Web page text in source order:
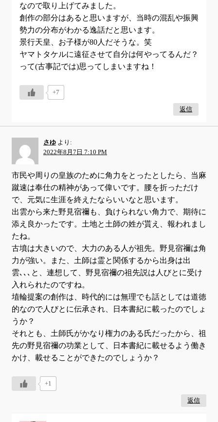
なので取り上げてみました。
創作の部分はあると思いますが、当時の混乱や振興
勢力の分布がわかる逸話だと思います。
景行天皇、お子様が80人だそうな。笑
ヤマトタケルに遠征させて自分は何やってるんだ？
って(古事記では)思ってしまいますね！
+7
返信
さゆ より:
2022年8月7日 7:10 PM
市民や周りの皇族のために角力をとったとしたら、当麻
蹴速は奉仕の精神があって偉いです。腰を折っただけ
で、元気に生涯を終えたならいいなと思います。
出雲から来た野見宿禰も、負けられない角力で、期待に
添え良かったです。土地と土師の姓が貰え、報われまし
たね。
古墳は大きいので、大力のある人が祖先。野見宿禰は角
力が強い。また、土師は霊と関係するから出身は出
雲､､､と、連想して、野見宿禰の祖先説は人びとに受け
入れられたのですね。
埴輪提案の創作は、時代的には無理でも話としては道徳
的なので人びとに伝承され、日本書紀に載ったのでしょ
うか？
それとも、土師氏がかなり権力のある氏だったから、祖
先の野見宿禰の功業として、日本書紀に載せるよう働き
かけ、載せることができたのでしょうか？
+1
返信